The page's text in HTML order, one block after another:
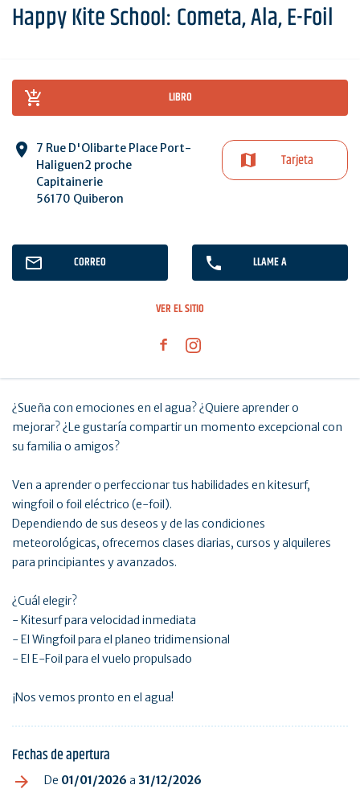
Happy Kite School: Cometa, Ala, E-Foil
LIBRO
7 Rue D'Olibarte Place Port-
Haliguen2 proche
Capitainerie
56170 Quiberon
Tarjeta
CORREO LLAME A
VER EL SITIO
¿Sueña con emociones en el agua? ¿Quiere aprender o
mejorar? ¿Le gustaría compartir un momento excepcional con
su familia o amigos?
Ven a aprender o perfeccionar tus habilidades en kitesurf,
wingfoil o foil eléctrico (e-foil).
Dependiendo de sus deseos y de las condiciones
meteorológicas, ofrecemos clases diarias, cursos y alquileres
para principiantes y avanzados.
¿Cuál elegir?
- Kitesurf para velocidad inmediata
- El Wingfoil para el planeo tridimensional
- El E-Foil para el vuelo propulsado
¡Nos vemos pronto en el agua!
Fechas de apertura
De 01/01/2026 a 31/12/2026